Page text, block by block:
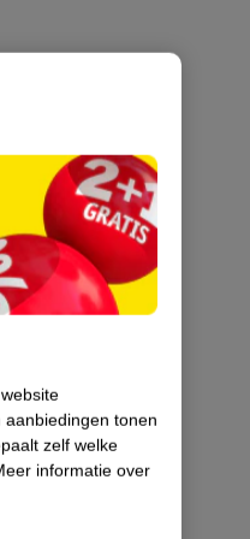
tonen
zelf welke
informatie over